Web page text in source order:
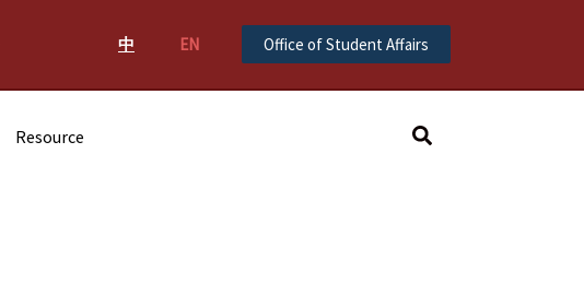
中 EN Office of Student Affairs
Resource Search